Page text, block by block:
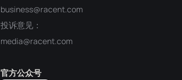
business@racent.com
投诉意见：
media@racent.com
官方公众号